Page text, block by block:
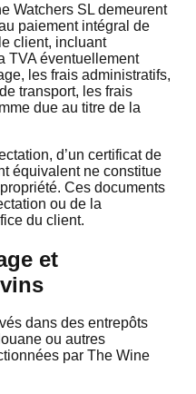
Watchers SL demeurent
paiement intégral de
client, incluant
TVA éventuellement
les frais administratifs,
transport, les frais
due au titre de la
d’un certificat de
équivalent ne constitue
Ces documents
ou de la
du client.
et
dans des entrepôts
ou autres
par The Wine